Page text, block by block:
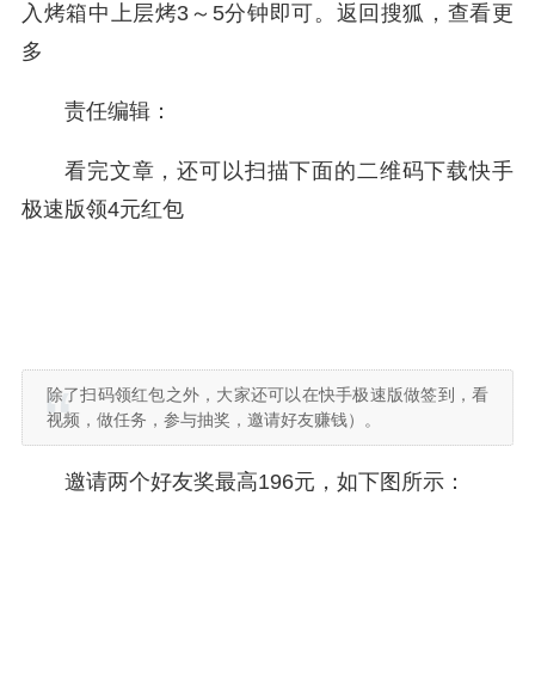
入烤箱中上层烤3～5分钟即可。 返回搜狐，查看更
多
责任编辑：
看完文章，还可以扫描下面的二维码下载快手
极速版领4元红包
除了扫码领红包之外，大家还可以在快手极速版做签到，看
视频，做任务，参与抽奖，邀请好友赚钱）。
邀请两个好友奖最高196元，如下图所示：